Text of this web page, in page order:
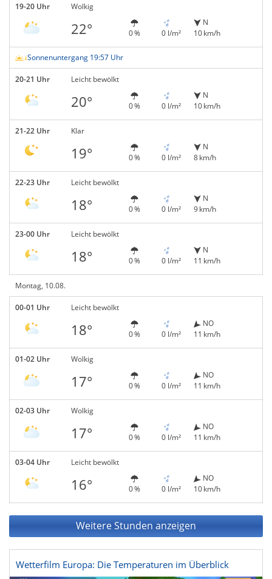
19-20 Uhr Wolkig
22° 0 % 0 l/m²
N
10 km/h
Sonnenuntergang 19:57 Uhr
20-21 Uhr Leicht bewölkt
20° 0 % 0 l/m²
N
10 km/h
21-22 Uhr Klar
19° 0 % 0 l/m²
N
8 km/h
22-23 Uhr Leicht bewölkt
18° 0 % 0 l/m²
N
9 km/h
23-00 Uhr Leicht bewölkt
18° 0 % 0 l/m²
N
11 km/h
Montag, 10.08.
00-01 Uhr Leicht bewölkt
18° 0 % 0 l/m²
NO
11 km/h
01-02 Uhr Wolkig
17° 0 % 0 l/m²
NO
11 km/h
02-03 Uhr Wolkig
17° 0 % 0 l/m²
NO
11 km/h
03-04 Uhr Leicht bewölkt
16° 0 % 0 l/m²
NO
10 km/h
Weitere Stunden anzeigen
Wetterfilm Europa: Die Temperaturen im Überblick